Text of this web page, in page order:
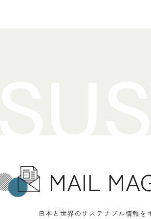
MAIL
日本と世界のサステナブル情報を